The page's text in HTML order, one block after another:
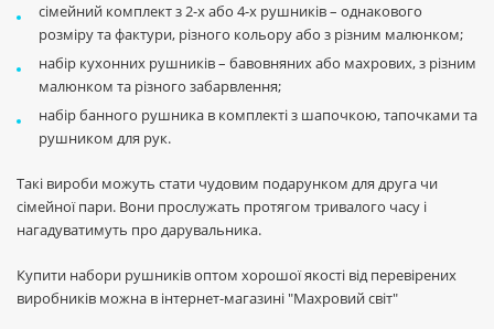
сімейний комплект з 2-х або 4-х рушників – однакового
розміру та фактури, різного кольору або з різним малюнком;
набір кухонних рушників – бавовняних або махрових, з різним
малюнком та різного забарвлення;
набір банного рушника в комплекті з шапочкою, тапочками та
рушником для рук.
Такі вироби можуть стати чудовим подарунком для друга чи
сімейної пари. Вони прослужать протягом тривалого часу і
нагадуватимуть про дарувальника.
Купити набори рушників оптом хорошої якості від перевірених
виробників можна в інтернет-магазині "Махровий світ"